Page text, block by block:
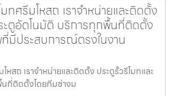
ทศรีมโหสถ เราจำหน่ายและติดตั้ง
ะตูอัตโนมัติ บริการทุกพื้นที่ติดตั้ง
มีประสบการณ์ตรงในงาน
สถ เราจำหน่ายและติดตั้ง ประตูรั้วรีโมทและ
ที่ติดตั้งโดยทีมช่างม